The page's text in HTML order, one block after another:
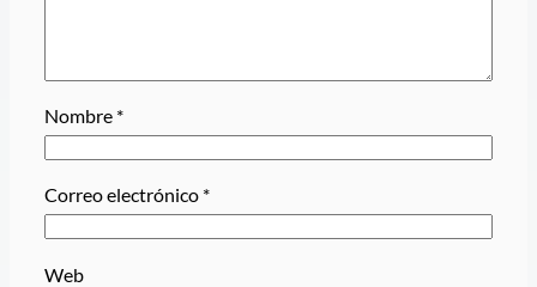
Nombre *
Correo electrónico *
Web